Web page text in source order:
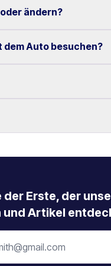
gestellt.
Kilometer auf Kreta.
ändern?
möglich.
erfolgen.
dem Auto besuchen?
die Samaria-Schlucht,
zurückgegeben
Mietzeiträume an.
der Erste, der
und Artikel